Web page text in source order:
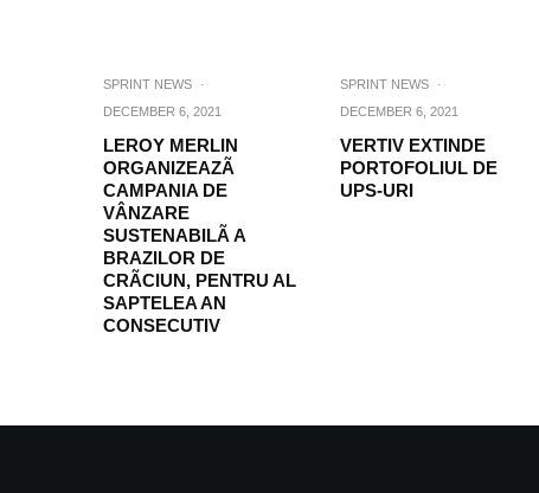
SPRINT NEWS
·
DECEMBER 6, 2021
LEROY MERLIN
ORGANIZEAZÃ
CAMPANIA DE
VÂNZARE
SUSTENABILÃ A
BRAZILOR DE
CRÃCIUN, PENTRU AL
SAPTELEA AN
CONSECUTIV
SPRINT NEWS
·
DECEMBER 6, 2021
VERTIV EXTINDE
PORTOFOLIUL DE
UPS-URI